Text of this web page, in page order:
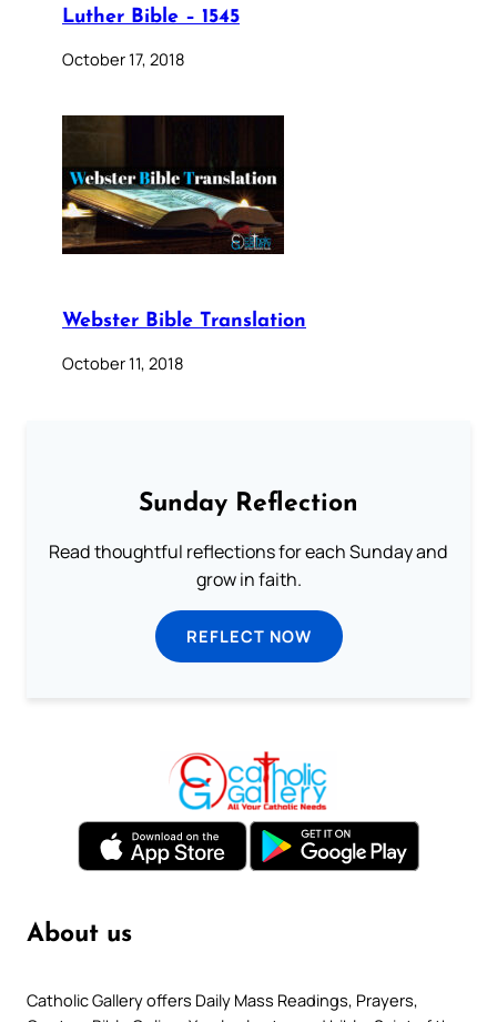
Luther Bible – 1545
October 17, 2018
Webster Bible Translation
October 11, 2018
Sunday Reflection
Read thoughtful reflections for each Sunday and
grow in faith.
REFLECT NOW
About us
Catholic Gallery offers Daily Mass Readings, Prayers,